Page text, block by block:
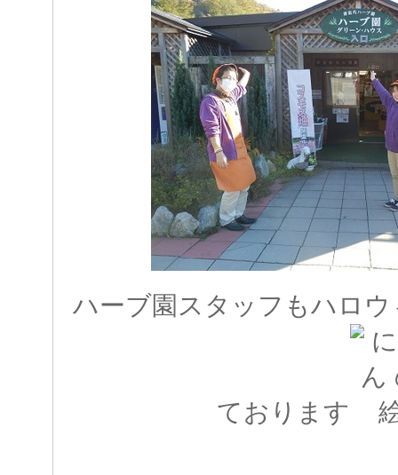
ハーブ園スタッフもハロ
ております